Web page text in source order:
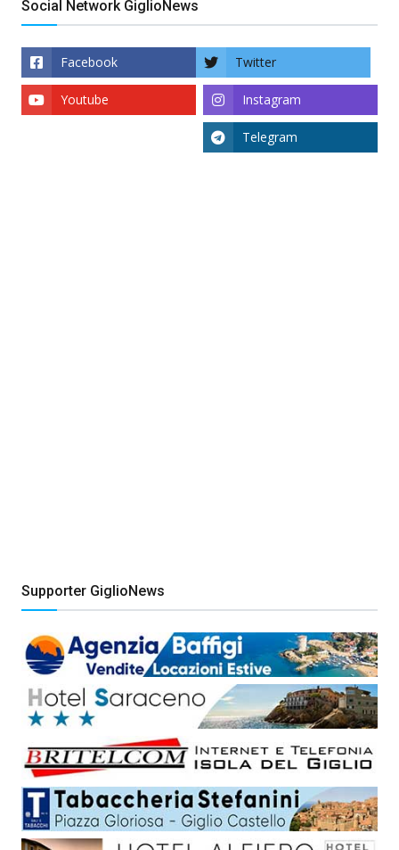
Social Network GiglioNews
Facebook Twitter
Instagram
Youtube
Telegram
Supporter GiglioNews